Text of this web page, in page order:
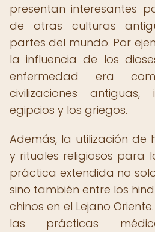
presentan interesantes
de otras culturas
partes del mundo. Por
la influencia de los
enfermedad era
civilizaciones
egipcios y los griegos.
Además, la utilización de
y rituales religiosos para
práctica extendida no
sino también entre los
chinos en el Lejano
las prácticas